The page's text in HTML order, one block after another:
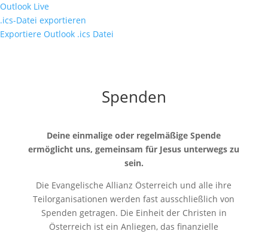
Outlook Live
.ics-Datei exportieren
Exportiere Outlook .ics Datei
Spenden
Deine einmalige oder regelmäßige Spende
ermöglicht uns, gemeinsam für Jesus unterwegs zu
sein.
Die Evangelische Allianz Österreich und alle ihre
Teilorganisationen werden fast ausschließlich von
Spenden getragen. Die Einheit der Christen in
Österreich ist ein Anliegen, das finanzielle